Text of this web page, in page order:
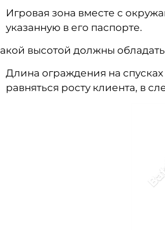
Игровая зона вместе с
указанную в его паспорте.
высотой должны
Длина ограждения на
равняться росту клиента, в